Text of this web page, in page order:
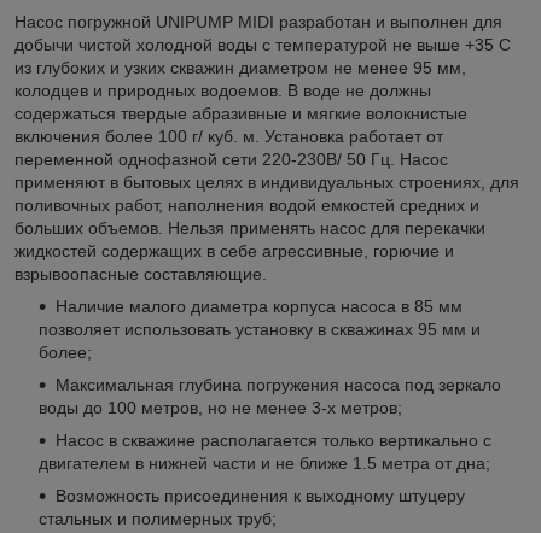
Насос погружной UNIPUMP MIDI разработан и выполнен для
добычи чистой холодной воды с температурой не выше +35 С
из глубоких и узких скважин диаметром не менее 95 мм,
колодцев и природных водоемов. В воде не должны
содержаться твердые абразивные и мягкие волокнистые
включения более 100 г/ куб. м. Установка работает от
переменной однофазной сети 220-230В/ 50 Гц. Насос
применяют в бытовых целях в индивидуальных строениях, для
поливочных работ, наполнения водой емкостей средних и
больших объемов. Нельзя применять насос для перекачки
жидкостей содержащих в себе агрессивные, горючие и
взрывоопасные составляющие.
Наличие малого диаметра корпуса насоса в 85 мм
позволяет использовать установку в скважинах 95 мм и
более;
Максимальная глубина погружения насоса под зеркало
воды до 100 метров, но не менее 3-х метров;
Насос в скважине располагается только вертикально с
двигателем в нижней части и не ближе 1.5 метра от дна;
Возможность присоединения к выходному штуцеру
стальных и полимерных труб;